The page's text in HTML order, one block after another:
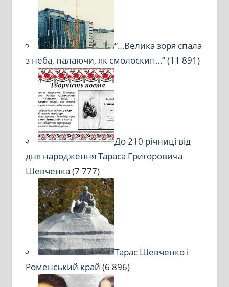
“…Велика зоря спала
з неба, палаючи, як смолоскип…”(11 891)
До 210 річниці від
дня народження Тараса Григоровича
Шевченка (7 777)
Тарас Шевченко і
Роменський край (6 896)